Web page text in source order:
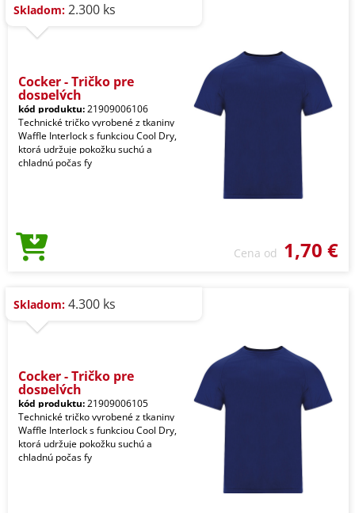
Skladom: 2.300 ks
Cocker - Tričko pre
dospelých
kód produktu:21909006106
Technické tričko vyrobené z tkaniny
Waffle Interlock s funkciou Cool Dry,
ktorá udržuje pokožku suchú a
chladnú počas fy
Cena od 1,70 €
Skladom: 4.300 ks
Cocker - Tričko pre
dospelých
kód produktu:21909006105
Technické tričko vyrobené z tkaniny
Waffle Interlock s funkciou Cool Dry,
ktorá udržuje pokožku suchú a
chladnú počas fy